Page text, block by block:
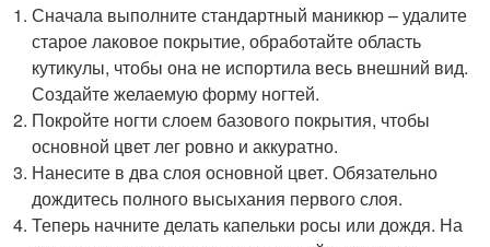
Сначала выполните стандартный маникюр – удалите
старое лаковое покрытие, обработайте область
кутикулы, чтобы она не испортила весь внешний вид.
Создайте желаемую форму ногтей.
Покройте ногти слоем базового покрытия, чтобы
основной цвет лег ровно и аккуратно.
Нанесите в два слоя основной цвет. Обязательно
дождитесь полного высыхания первого слоя.
Теперь начните делать капельки росы или дождя. На